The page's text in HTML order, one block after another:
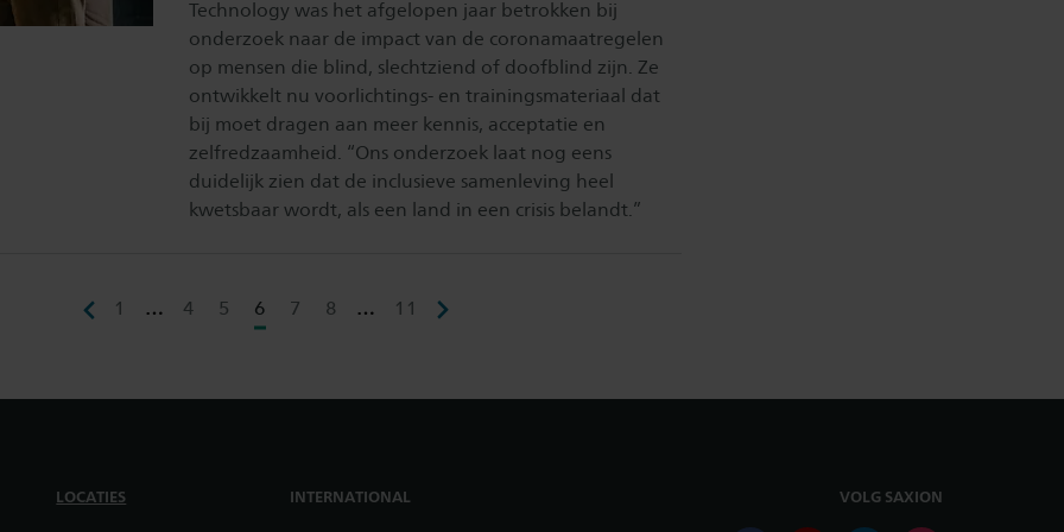
Technology was het afgelopen jaar betrokken bij
onderzoek naar de impact van de coronamaatregelen
op mensen die blind, slechtziend of doofblind zijn. Ze
ontwikkelt nu voorlichtings- en trainingsmateriaal dat
bij moet dragen aan meer kennis, acceptatie en
zelfredzaamheid. “Ons onderzoek laat nog eens
duidelijk zien dat de inclusieve samenleving heel
kwetsbaar wordt, als een land in een crisis belandt.”
1 … 4 5 6 7 8 … 11
LOCATIES INTERNATIONAL VOLG SAXION